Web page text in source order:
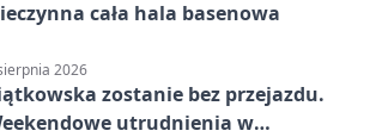
cała hala basenowa
2026
zostanie bez przejazdu.
utrudnienia w